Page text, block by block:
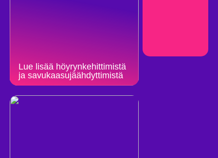
Lue lisää höyrynkehittimistä
ja savukaasujäähdyttimistä